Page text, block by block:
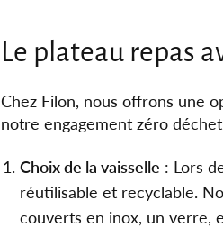
Le plateau repas
Chez Filon, nous offrons une
notre engagement zéro
Choix de la vaisselle : Lors
réutilisable et recyclable.
couverts en inox, un verre,